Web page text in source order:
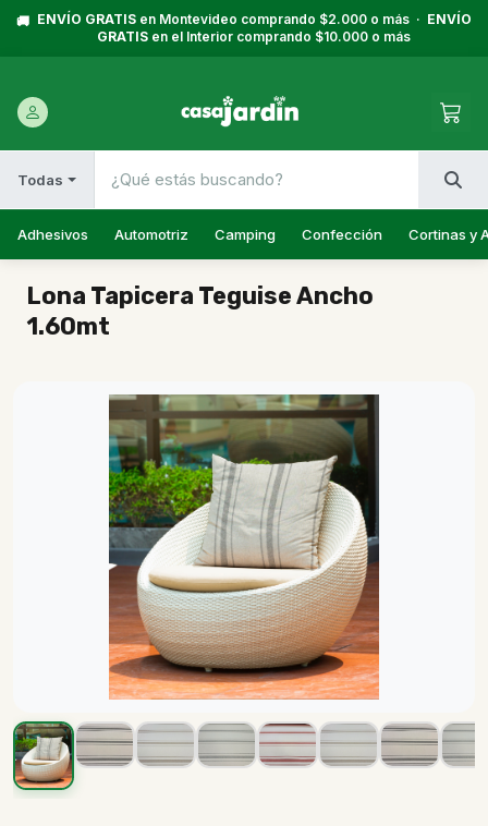
🚚 ENVÍO GRATISen Montevideo comprando $2.000 o más · ENVÍO
GRATIS en el Interior comprando $10.000 o más
Todas
Adhesivos Automotriz Camping Confección Cortinas y
Lona Tapicera Teguise Ancho
1.60mt